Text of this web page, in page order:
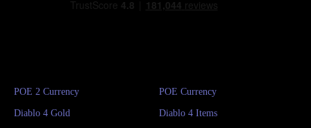
POE 2 Currency POE Currency
Diablo 4 Gold Diablo 4 Items